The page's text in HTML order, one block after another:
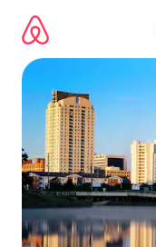
directement
contenu